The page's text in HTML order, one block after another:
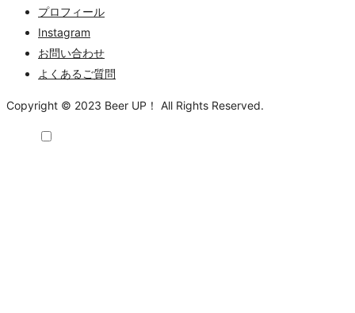
プロフィール
Instagram
お問い合わせ
よくあるご質問
Copyright © 2023 Beer UP！ All Rights Reserved.